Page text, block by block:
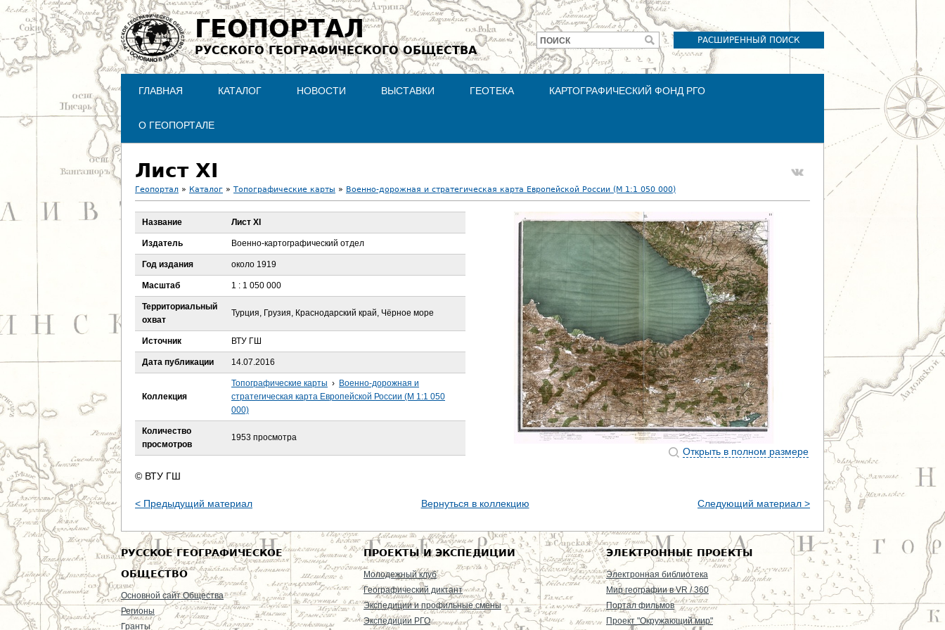
Jump to navigation
ГЕОПОРТАЛ
РУССКОГО ГЕОГРАФИЧЕСКОГО ОБЩЕСТВА
РАСШИРЕННЫЙ ПОИСК
Форма
поиска
ПОИСК
ГЛАВНАЯ КАТАЛОГ НОВОСТИ ВЫСТАВКИ ГЕОТЕКА КАРТОГРАФИЧЕСКИЙ ФОНД РГО
О ГЕОПОРТАЛЕ
Лист XI
В
ы
д
е
с
ь
Геопортал » Каталог » Топографические карты » Военно-дорожная и стратегическая карта Европейской России (М 1:1 050 000)
Открыть в полном размере
Название Лист XI
Издатель Военно-картографический отдел
Год издания около 1919
Масштаб 1 : 1 050 000
Территориальный
охват
Турция, Грузия, Краснодарский край, Чёрное море
Источник ВТУ ГШ
Дата публикации 14.07.2016
Коллекция
Топографические карты › Военно-дорожная и
стратегическая карта Европейской России (М 1:1 050
000)
Количество
просмотров
1953 просмотра
© ВТУ ГШ
< Предыдущий материал Вернуться в коллекцию Следующий материал >
РУССКОЕ ГЕОГРАФИЧЕСКОЕ
ОБЩЕСТВО
Основной сайт Общества
Регионы
Гранты
ПРОЕКТЫ И ЭКСПЕДИЦИИ
Молодежный клуб
Географический диктант
Экспедиции и профильные смены
Экспедиции РГО
ЭЛЕКТРОННЫЕ ПРОЕКТЫ
Электронная библиотека
Мир географии в VR / 360
Портал фильмов
Проект "Окружающий мир"